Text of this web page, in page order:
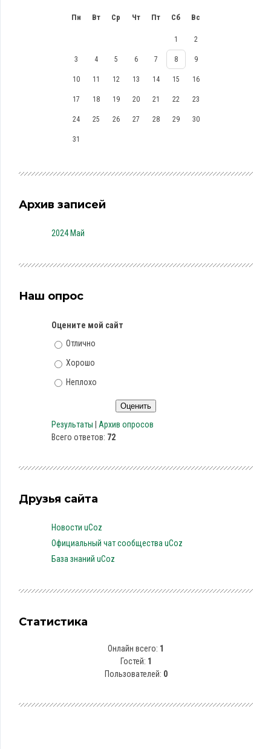
Пн Вт Ср Чт Пт Сб Вс
1 2
3 4 5 6 7 8 9
10 11 12 13 14 15 16
17 18 19 20 21 22 23
24 25 26 27 28 29 30
31
Архив записей
2024 Май
Наш опрос
Оцените мой сайт
Отлично
Хорошо
Неплохо
Результаты
Архив опросов
Всего ответов: 72
Друзья сайта
Новости uCoz
Официальный чат сообщества uCoz
База знаний uCoz
Статистика
Онлайн всего: 1
Гостей: 1
Пользователей: 0